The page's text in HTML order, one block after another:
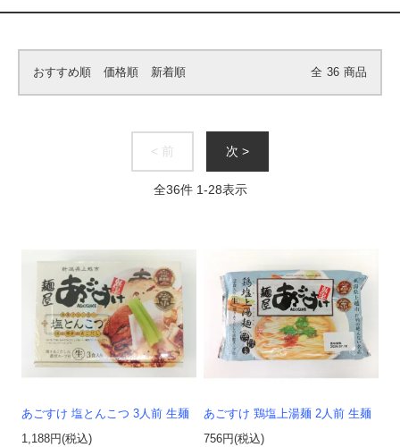
おすすめ順 価格順 新着順 全 36 商品
< 前 次 >
全36件 1-28表示
あごすけ 塩とんこつ 3人前 生麺
1,188円(税込)
あごすけ 鶏塩上湯麺 2人前 生麺
756円(税込)